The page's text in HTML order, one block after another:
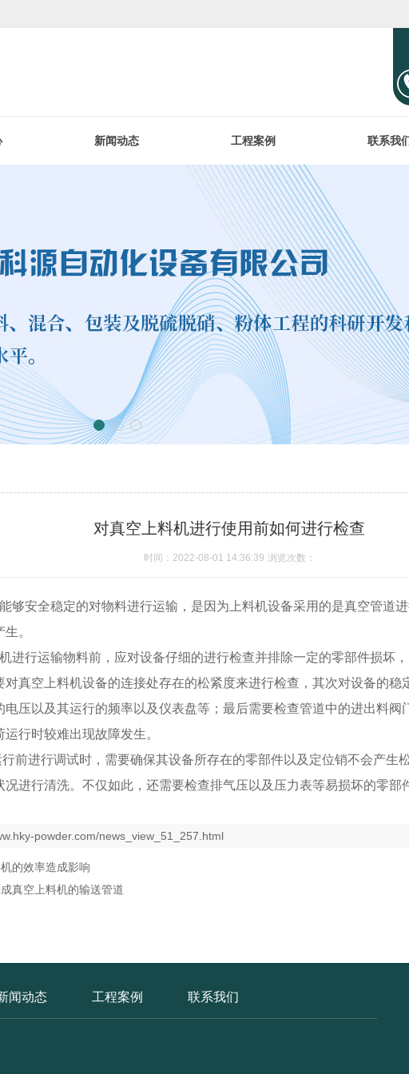
新闻动态 工程案例 联系我
对真空上料机进行使用前如何进行检查
时间：2022-08-01 14:36:39 浏览次数：
安全稳定的对物料进行运输，是因为上料机设备采用的是真空管道
。
行运输物料前，应对设备仔细的进行检查并排除一定的零部件损坏
对真空上料机设备的连接处存在的松紧度来进行检查，其次对设备的稳
电压以及其运行的频率以及仪表盘等；最后需要检查管道中的进出料阀
行时较难出现故障发生。
进行调试时，需要确保其设备所存在的零部件以及定位销不会产生
况进行清洗。不仅如此，还需要检查排气压以及压力表等易损坏的零部
powder.com/news_view_51_257.html
的效率造成影响
真空上料机的输送管道
闻动态 工程案例 联系我们